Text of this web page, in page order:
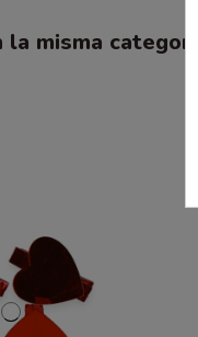
misma